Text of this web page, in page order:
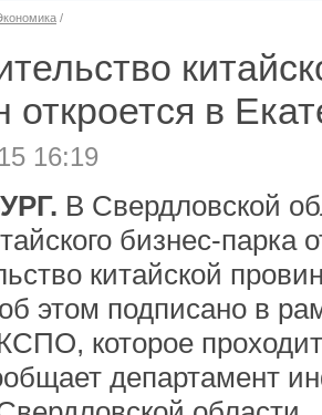
/
откроется в
16:19
В Свердловской
бизнес-парка
китайской
этом подписано в
которое
департамент